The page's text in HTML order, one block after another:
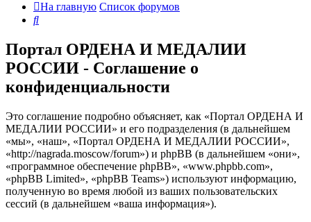
На главную Список форумов
Поиск
Портал ОРДЕНА И МЕДАЛИИ
РОССИИ - Соглашение о
конфиденциальности
Это соглашение подробно объясняет, как «Портал ОРДЕНА И
МЕДАЛИИ РОССИИ» и его подразделения (в дальнейшем
«мы», «наш», «Портал ОРДЕНА И МЕДАЛИИ РОССИИ»,
«http://nagrada.moscow/forum») и phpBB (в дальнейшем «они»,
«программное обеспечение phpBB», «www.phpbb.com»,
«phpBB Limited», «phpBB Teams») используют информацию,
полученную во время любой из ваших пользовательских
сессий (в дальнейшем «ваша информация»).